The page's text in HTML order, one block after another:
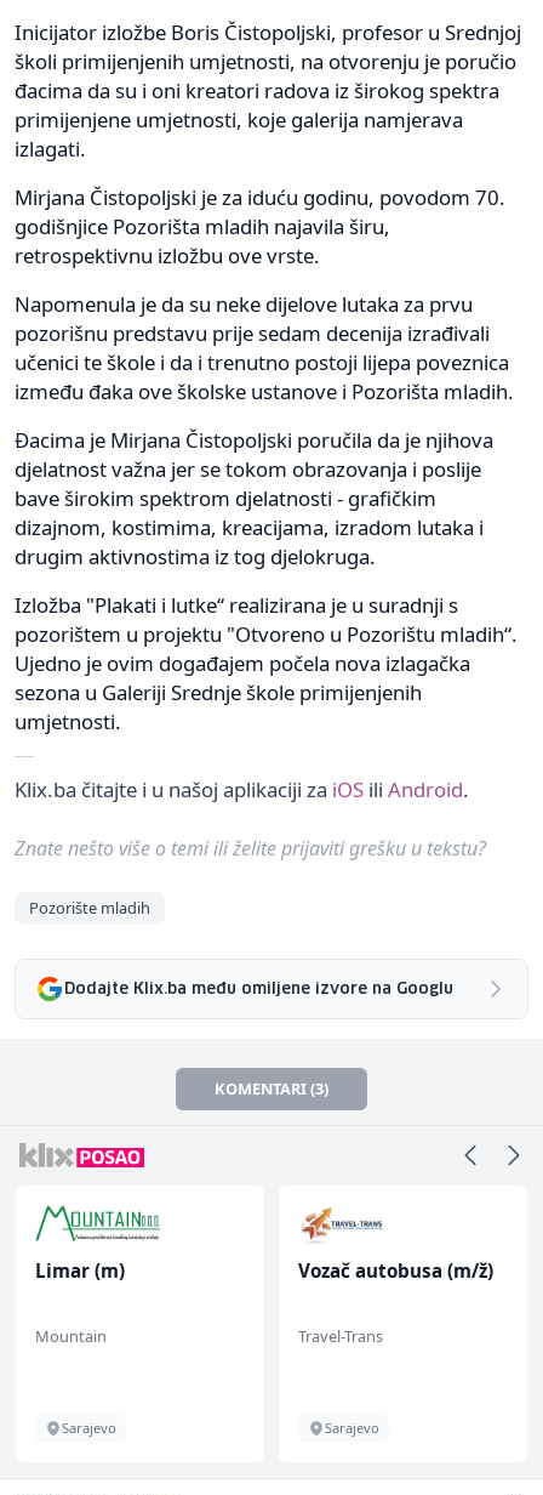
Inicijator izložbe Boris Čistopoljski, profesor u Srednjoj
školi primijenjenih umjetnosti, na otvorenju je poručio
đacima da su i oni kreatori radova iz širokog spektra
primijenjene umjetnosti, koje galerija namjerava
izlagati.
Mirjana Čistopoljski je za iduću godinu, povodom 70.
godišnjice Pozorišta mladih najavila širu,
retrospektivnu izložbu ove vrste.
Napomenula je da su neke dijelove lutaka za prvu
pozorišnu predstavu prije sedam decenija izrađivali
učenici te škole i da i trenutno postoji lijepa poveznica
između đaka ove školske ustanove i Pozorišta mladih.
Đacima je Mirjana Čistopoljski poručila da je njihova
djelatnost važna jer se tokom obrazovanja i poslije
bave širokim spektrom djelatnosti - grafičkim
dizajnom, kostimima, kreacijama, izradom lutaka i
drugim aktivnostima iz tog djelokruga.
Izložba "Plakati i lutke“ realizirana je u suradnji s
pozorištem u projektu "Otvoreno u Pozorištu mladih“.
Ujedno je ovim događajem počela nova izlagačka
sezona u Galeriji Srednje škole primijenjenih
umjetnosti.
Klix.ba čitajte i u našoj aplikaciji za iOS ili Android.
Znate nešto više o temi ili želite prijaviti grešku u tekstu?
Pozorište mladih
Dodajte Klix.ba među omiljene izvore na Googlu
KOMENTARI (3)
Limar (m)
Mountain
Sarajevo
Vozač autobusa (m/ž)
Travel-Trans
Sarajevo